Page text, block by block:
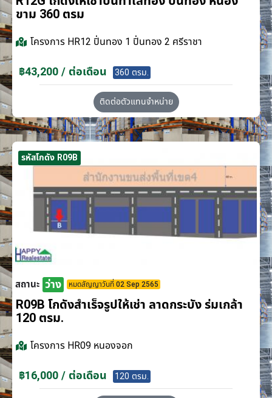
ขาม 360 ตรม
โครงการ HR12 ปิ่นทอง 1 ปิ่นทอง 2 ศรีราชา
฿43,200 / ต่อเดือน 360 ตรม.
ติดต่อตัวแทนจำหน่าย
รหัสโกดัง R09B
สถานะ ว่าง หมดสัญญาวันที่ 02 Sep 2565
R09B โกดังสำเร็จรูปให้เช่า ลาดกระบัง​ ร่มเกล้า
120 ตรม.
โครงการ HR09 หนองจอก
฿16,000 / ต่อเดือน 120 ตรม.